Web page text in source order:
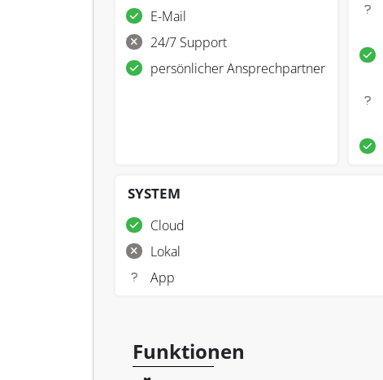
E-Mail
24/7 Support
persönlicher Ansprechpartner
SYSTEM
Cloud
Lokal
App
Funktionen